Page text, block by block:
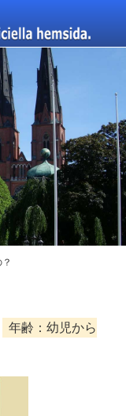
年齢：幼児から